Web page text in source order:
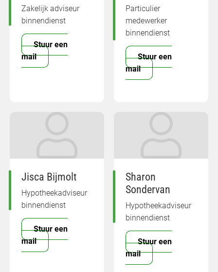
Zakelijk adviseur
binnendienst
Stuur een
mail
Particulier
medewerker
binnendienst
Stuur een
mail
Jisca Bijmolt
Hypotheekadviseur
binnendienst
Stuur een
mail
Sharon
Sondervan
Hypotheekadviseur
binnendienst
Stuur een
mail